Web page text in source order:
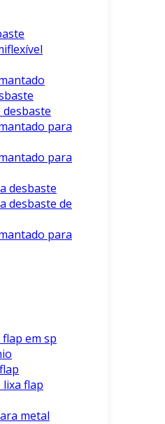
desbaste
para
para
desbaste
desbaste de
para
em sp
lixa flap
metal